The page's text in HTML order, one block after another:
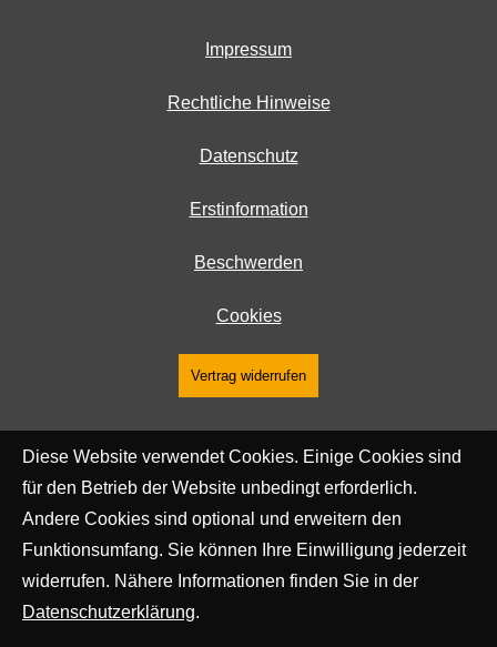
Impressum
Rechtliche Hinweise
Datenschutz
Erstinformation
Beschwerden
Cookies
Vertrag widerrufen
Diese Website verwendet Cookies. Einige Cookies sind
für den Betrieb der Website unbedingt erforderlich.
Andere Cookies sind optional und erweitern den
Funktionsumfang. Sie können Ihre Einwilligung jederzeit
widerrufen. Nähere Informationen finden Sie in der
Datenschutzerklärung.